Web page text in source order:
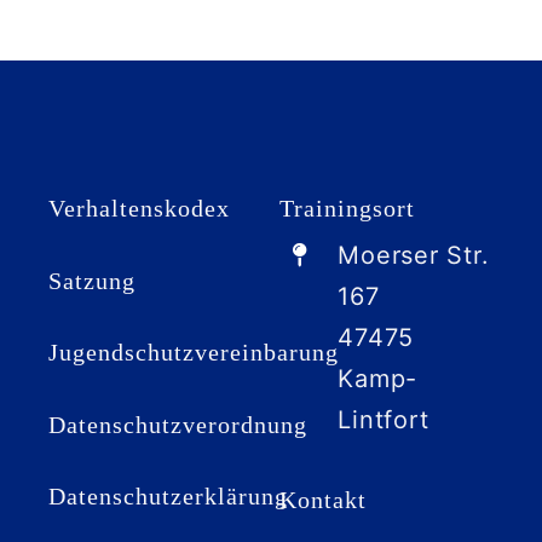
Verhaltenskodex
Satzung
Jugendschutzvereinbarung
Datenschutzverordnung
Datenschutzerklärung
Trainingsort
Moerser Str.
167
47475
Kamp-
Lintfort
Kontakt